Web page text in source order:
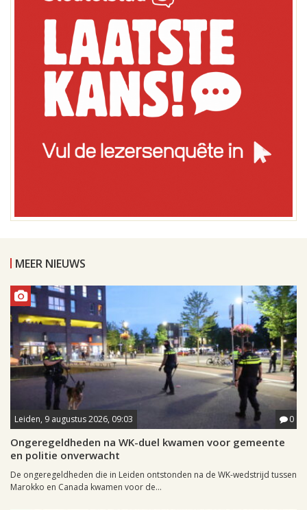
MEER NIEUWS
Leiden, 9 augustus 2026, 09:03 0
Ongeregeldheden na WK-duel kwamen voor gemeente
en politie onverwacht
De ongeregeldheden die in Leiden ontstonden na de WK-wedstrijd tussen
Marokko en Canada kwamen voor de...